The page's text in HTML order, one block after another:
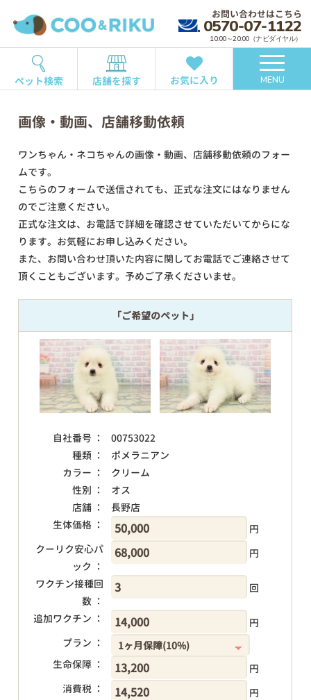
お問い合わせはこちら
0570-07-1122
10:00～20:00（ナビダイヤル）
ペット検索 店舗を探す お気に入り MENU
画像・動画、店舗移動依頼
ワンちゃん・ネコちゃんの画像・動画、店舗移動依頼のフォー
ムです。
こちらのフォームで送信されても、正式な注文にはなりません
のでご注意ください。
正式な注文は、お電話で詳細を確認させていただいてからにな
ります。お気軽にお申し込みください。
また、お問い合わせ頂いた内容に関してお電話でご連絡させて
頂くこともございます。予めご了承くださいませ。
「ご希望のペット」
自社番号 ：
00753022
種類 ：
ポメラニアン
カラー ：
クリーム
性別 ：
オス
店舗 ：
長野店
生体価格 ：
円
クーリク安心パ
ック ：
円
ワクチン接種回
数 ：
回
追加ワクチン ：
円
プラン ：
生命保障 ：
円
消費税 ：
円